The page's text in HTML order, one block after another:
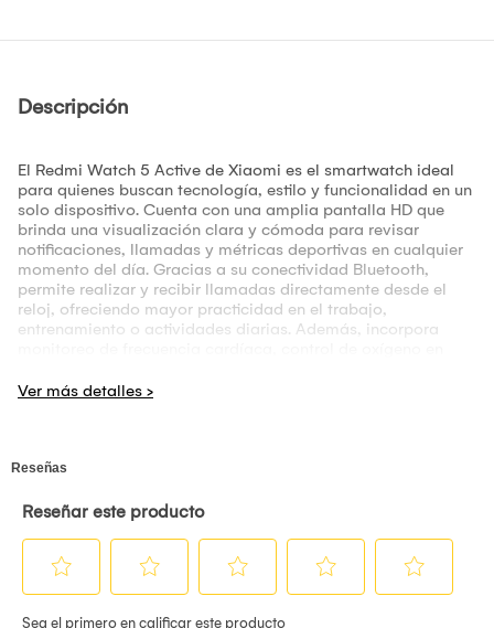
Descripción
El Redmi Watch 5 Active de Xiaomi es el smartwatch ideal
para quienes buscan tecnología, estilo y funcionalidad en un
solo dispositivo. Cuenta con una amplia pantalla HD que
brinda una visualización clara y cómoda para revisar
notificaciones, llamadas y métricas deportivas en cualquier
momento del día. Gracias a su conectividad Bluetooth,
permite realizar y recibir llamadas directamente desde el
reloj, ofreciendo mayor practicidad en el trabajo,
entrenamiento o actividades diarias. Además, incorpora
mejor control de tu salud y bienestar. Su batería de larga
funciones inteligentes para acompañarte en cada momento